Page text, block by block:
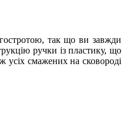
так що ви завжди
ручки із пластику, що
усіх смажених на сковороді